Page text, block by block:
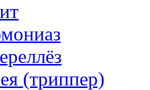
(триппер)